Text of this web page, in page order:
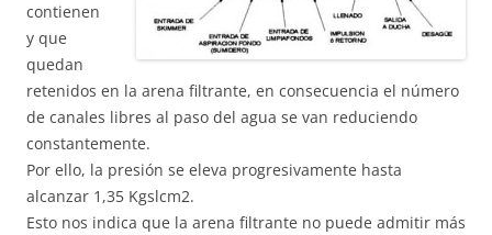
contienen
y que
quedan
retenidos en la arena filtrante, en consecuencia el número
de canales libres al paso del agua se van reduciendo
constantemente.
Por ello, la presión se eleva progresivamente hasta
alcanzar 1,35 Kgslcm2.
Esto nos indica que la arena filtrante no puede admitir más